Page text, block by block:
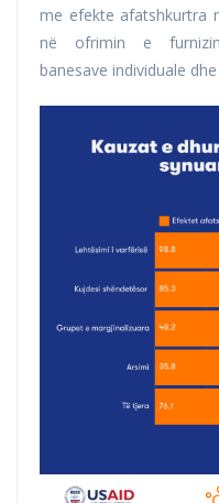
me efekte afatshkurtra
në ofrimin e
banesave individuale